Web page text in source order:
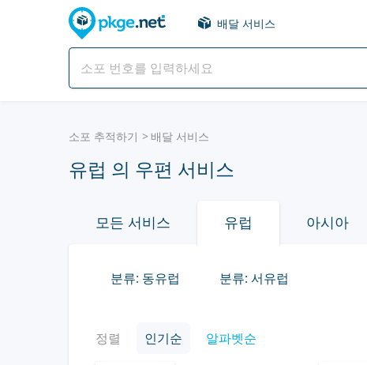
배달 서비스
소포 추적하기 배달 서비스
유럽 의 우편 서비스
모든 서비스 유럽 아시아
분류: 동유럽 분류: 서유럽
정렬 인기순 알파벳순